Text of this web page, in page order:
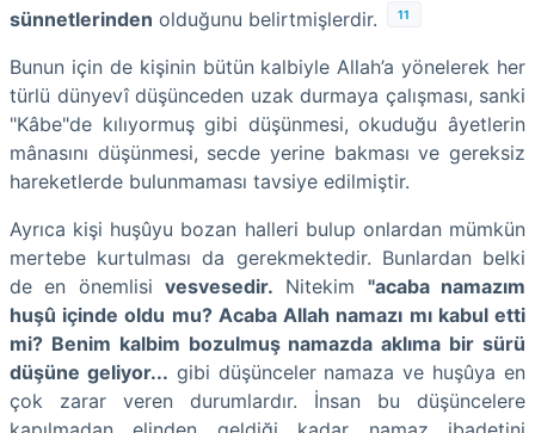
sünnetlerinden olduğunu belirtmişlerdir. 11
Bunun için de kişinin bütün kalbiyle Allah’a yönelerek her
türlü dünyevî düşünceden uzak durmaya çalışması, sanki
"Kâbe"de kılıyormuş gibi düşünmesi, okuduğu âyetlerin
mânasını düşünmesi, secde yerine bakması ve gereksiz
hareketlerde bulunmaması tavsiye edilmiştir.
Ayrıca kişi huşûyu bozan halleri bulup onlardan mümkün
mertebe kurtulması da gerekmektedir. Bunlardan belki
de en önemlisi vesvesedir. Nitekim "acaba namazım
huşû içinde oldu mu? Acaba Allah namazı mı kabul etti
mi? Benim kalbim bozulmuş namazda aklıma bir sürü
düşüne geliyor... gibi düşünceler namaza ve huşûya en
çok zarar veren durumlardır. İnsan bu düşüncelere